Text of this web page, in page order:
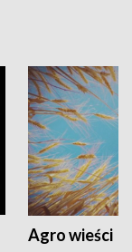
Agro wieści